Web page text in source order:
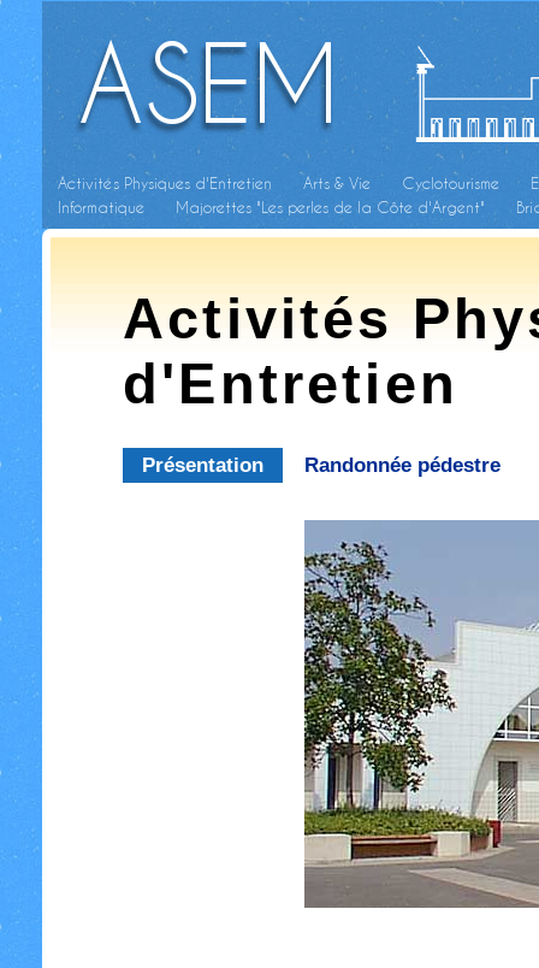
ASEM
Activités Physiques d'Entretien Arts & Vie Cyclotourisme
Informatique
Majorettes "Les perles de la Côte d'Argent"
Activités
d'Entretien
Présentation Randonnée pédestre